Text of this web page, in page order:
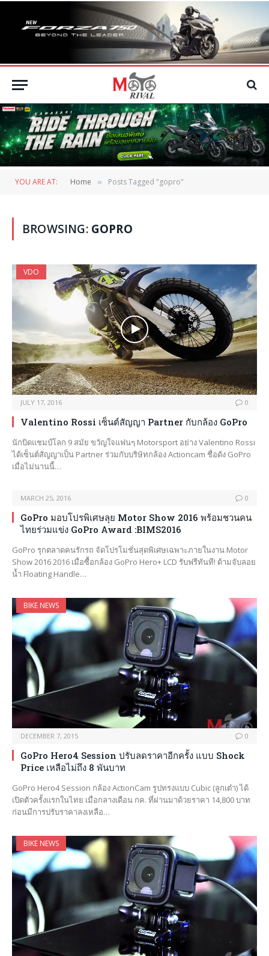
YOU ARE AT: Home » Posts Tagged "gopro"
BROWSING: GOPRO
VDO
JULY 17, 2016 0
Valentino Rossi เซ็นต์สัญญา Partner กับกล้อง GoPro
นักบิดแชมป์โลก 9 สมัย ขวัญใจแฟนๆ Motorsport อย่าง Valentino Rossi
ได้เซ็นต์สัญญาเป็น Partner ร่วมกับบริษัทกล้อง Actioncam ชื่อดัง GoPro
เมื่อไม่นานนี้…
MARCH 25, 2016 0
GoPro มอบโปรพิเศษลุย Motor Show 2016 พร้อมชวนคน
ไทยร่วมแข่ง GoPro Award :BIMS2016
GoPro รุกตลาดคนรักรถ จัดโปรโมชั่นสุดพิเศษเฉพาะภายในงาน Motor
Show 2016 2016 เมื่อซื้อกล้อง GoPro Hero+ LCD รับฟรีทันที! ด้ามจับลอย
น้ำ Floating Handle…
BIKE NEWS
DECEMBER 7, 2015 0
GoPro Hero4 Session ปรับลดราคาอีกครั้ง แบบ Shock
Price เหลือไม่ถึง 8 พันบาท
GoPro Hero4 Session กล้อง ActionCam รูปทรงแบบ Cubic (ลูกเต๋า) ได้
เปิดตัวครั้งแรกในไทย เมื่อกลางเดือน กค. ที่ผ่านมาด้วยราคา 14,800 บาท
ก่อนมีการปรับราคาลงเหลือ…
BIKE NEWS